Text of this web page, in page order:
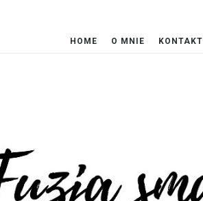
HOME O MNIE KONTAKT